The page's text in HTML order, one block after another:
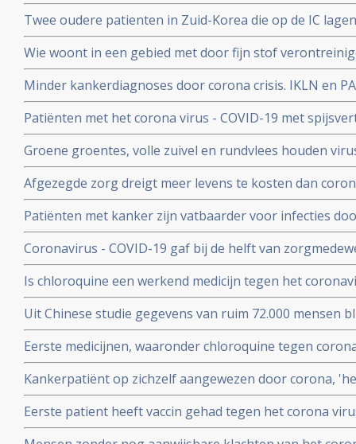
patienten die besmet zijn met het coronavirus - COVID-
Twee oudere patienten in Zuid-Korea die op de IC
corona virus door bloedplasma behandeling van
Wie woont in een gebied met door fijn stof
groter risico op overlijden aan corona virus in
zuiverder lucht
Minder kankerdiagnoses door corona crisis. IKLN en
effecten op langere termijn schrijven zij in een brief.
Patiënten met het corona virus - COVID-19 met
slechtere prognose om te overleven dan patiënten
Groene groentes, volle zuivel en rundvlees houden
blijkt uit studie van kinderarts Ellen van der Gaag. En
virus (COVID-19)
Afgezegde zorg dreigt meer levens te kosten dan
van Gupta Strategists, een adviesbureau gericht op de
Patiënten met kanker zijn vatbaarder voor infecties
(beenmergonderdrukking) veroorzaakt door hun
overleden daardoor relatief meer kankerpatienten
Coronavirus - COVID-19 gaf bij de helft van
verkoudheid en geen koorts en zij bleven gewoon
onderzoek bij 86 zorgmedewerkers
Is chloroquine een werkend medicijn tegen het
wel op. Hier een paar studies
Uit Chinese studie gegevens van ruim 72.000 mensen
mensen besmet met het corona virus - Covid-19
herstelt
Eerste medicijnen, waaronder chloroquine tegen
uitstekend te werken. 80 procent minder virus in bloed,
onderzoekers
Kankerpatiënt op zichzelf aangewezen door corona,
NOS in een artikel
Eerste patient heeft vaccin gehad tegen het corona